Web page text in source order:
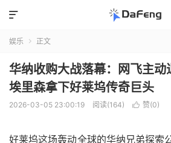

娱乐  正文
华纳收购大战落幕：网飞主动
埃里森拿下好莱坞传奇巨头
2026-03-05 23:00:19 阅读(164)  赞(0)
好莱坞这场轰动全球的华纳兄弟探索